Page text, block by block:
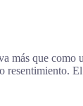
que como